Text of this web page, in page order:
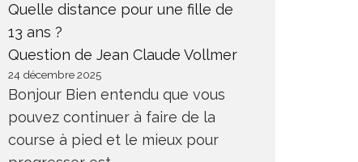
Quelle distance pour une fille de
13 ans ?
Question de Jean Claude Vollmer
24 décembre 2025
Bonjour Bien entendu que vous
pouvez continuer à faire de la
course à pied et le mieux pour